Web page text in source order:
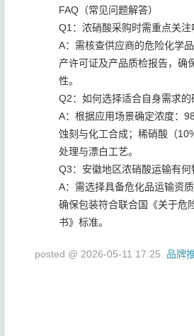
FAQ（常见问题解答）
Q1：浓硝酸采购时需重点关注
A：需核查供应商的危险化学
产许可证及产品质检报告，确
性。
Q2：如何选择适合自身需求的
A：根据应用场景确定浓度：
蚀刻与化工合成；稀硝酸（
处理与漂白工艺。
Q3：安徽地区浓硝酸运输有何
A：需选择具备危化品运输资
确保包装符合联合国《关于危
书》标准。
posted @ 2026-05-11 17:25 品牌